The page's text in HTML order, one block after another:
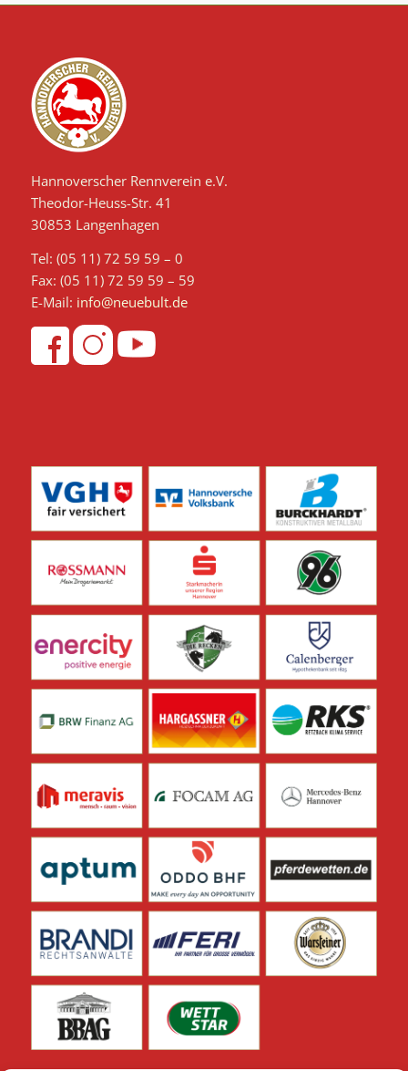
Hannoverscher Rennverein e.V.
Theodor-Heuss-Str. 41
30853 Langenhagen
Tel: (05 11) 72 59 59 – 0
Fax: (05 11) 72 59 59 – 59
E-Mail: info@neuebult.de